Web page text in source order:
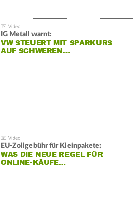
IG Metall warnt:
VW STEUERT MIT SPARKURS
AUF SCHWEREN…
EU-Zollgebühr für Kleinpakete:
WAS DIE NEUE REGEL FÜR
ONLINE-KÄUFE…